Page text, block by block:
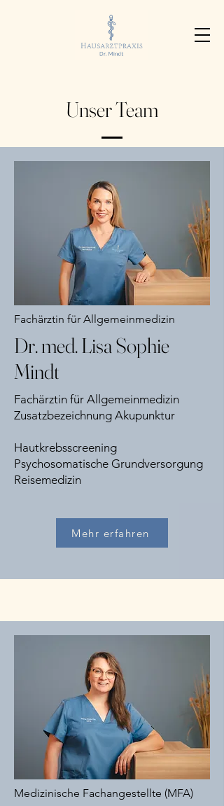
Unser Team
Fachärztin für Allgemeinmedizin
Dr. med. Lisa Sophie
Mindt
Fachärztin für Allgemeinmedizin
Zusatzbezeichnung Akupunktur
Hautkrebsscreening
Psychosomatische Grundversorgung
Reisemedizin
Mehr erfahren
Medizinische Fachangestellte (MFA)